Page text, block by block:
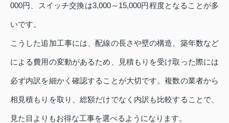
000円、スイッチ交換は3,000～15,000円程度となることが多
いです。
こうした追加工事には、配線の長さや壁の構造、築年数など
による費用の変動があるため、見積もりを受け取った際には
必ず内訳を細かく確認することが大切です。複数の業者から
相見積もりを取り、総額だけでなく内訳も比較することで、
見た目よりもお得な工事を選べるようになります。